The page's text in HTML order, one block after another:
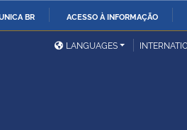
BR ACESSO À INFORMAÇÃO
Ministério das Relações
ExterioresLANGUAGES